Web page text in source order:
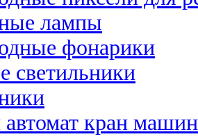
лампы
фонарики
светильники
кран